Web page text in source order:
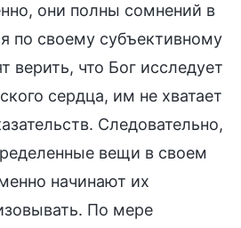
они полны сомнений в
по своему субъективному
верить, что Бог исследует
сердца, им не хватает
Следовательно,
вещи в своем
начинают их
По мере